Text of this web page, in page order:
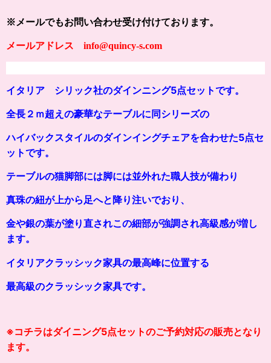
※メールでもお問い合わせ受け付けております。
メールアドレス info@quincy-s.com
イタリア シリック社のダインニング5点セットです。
全長２ｍ超えの豪華なテーブルに同シリーズの
ハイバックスタイルのダインイングチェアを合わせた5点セ
ットです。
テーブルの猫脚部には脚には並外れた職人技が備わり
真珠の紐が上から足へと降り注いでおり、
金や銀の葉が塗り直されこの細部が強調され高級感が増し
ます。
イタリアクラッシック家具の最高峰に位置する
最高級のクラッシック家具です。
※コチラはダイニング5点セットのご予約対応の販売となり
ます。